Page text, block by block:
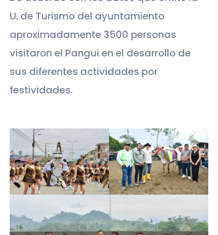
U. de Turismo del ayuntamiento
aproximadamente 3500 personas
visitaron el Pangui en el desarrollo de
sus diferentes actividades por
festividades.